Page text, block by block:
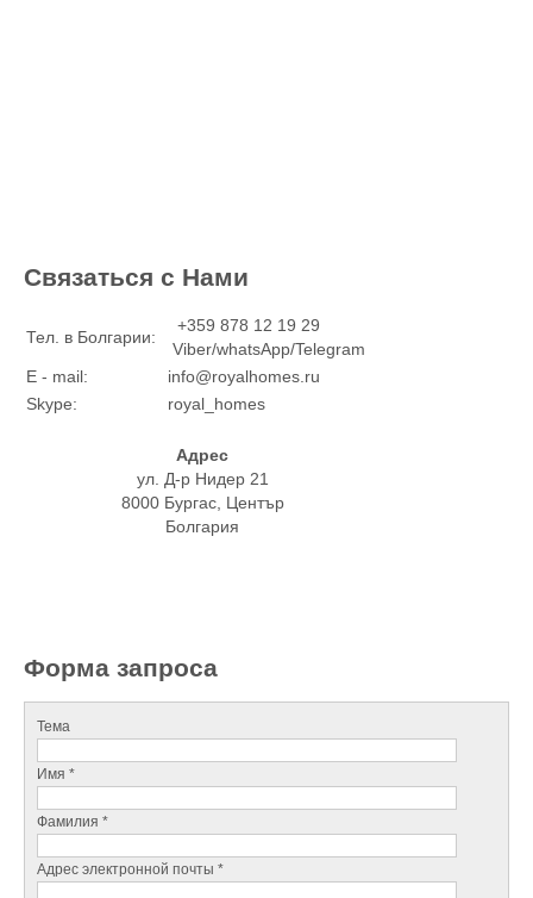
Связаться с Нами
Тел. в Болгарии:
+359 878 12 19 29
Viber/whatsApp/Telegram
E - mail:
info@royalhomes.ru
Skype:
royal_homes
Адрес
ул. Д-р Нидер 21
8000 Бургас, Център
Болгария
Форма запроса
Тема
Имя *
Фамилия *
Адрес электронной почты *